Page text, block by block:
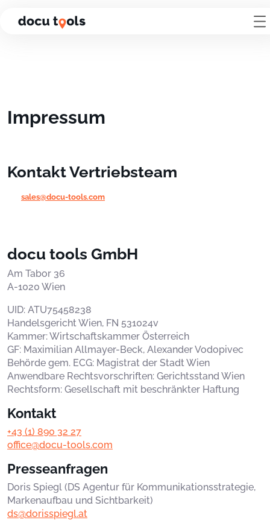
Zum Inhalt der Seite springen
Impressum
Kontakt Vertriebsteam
sales@docu-tools.com
docu tools GmbH
Am Tabor 36
A-1020 Wien
UID: ATU75458238
Handelsgericht Wien, FN 531024v
Kammer: Wirtschaftskammer Österreich
GF: Maximilian Allmayer-Beck, Alexander Vodopivec
Behörde gem. ECG: Magistrat der Stadt Wien
Anwendbare Rechtsvorschriften: Gerichtsstand Wien
Rechtsform: Gesellschaft mit beschränkter Haftung
Kontakt
+43 (1) 890 32 27
office@docu-tools.com
Presseanfragen
Doris Spiegl (DS Agentur für Kommunikationsstrategie,
Markenaufbau und Sichtbarkeit)
ds@dorisspiegl.at